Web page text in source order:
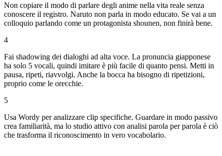
Non copiare il modo di parlare degli anime nella vita reale senza
conoscere il registro. Naruto non parla in modo educato. Se vai a un
colloquio parlando come un protagonista shounen, non finirà bene.
4
Fai shadowing dei dialoghi ad alta voce. La pronuncia giapponese
ha solo 5 vocali, quindi imitare è più facile di quanto pensi. Metti in
pausa, ripeti, riavvolgi. Anche la bocca ha bisogno di ripetizioni,
proprio come le orecchie.
5
Usa Wordy per analizzare clip specifiche. Guardare in modo passivo
crea familiarità, ma lo studio attivo con analisi parola per parola è ciò
che trasforma il riconoscimento in vero vocabolario.